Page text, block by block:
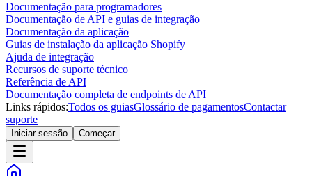
Documentação para programadores
Documentação de API e guias de integração
Documentação da aplicação
Guias de instalação da aplicação Shopify
Ajuda de integração
Recursos de suporte técnico
Referência de API
Documentação completa de endpoints de API
Links rápidos:Todos os guiasGlossário de pagamentosContactar
suporte
Iniciar sessão Começar